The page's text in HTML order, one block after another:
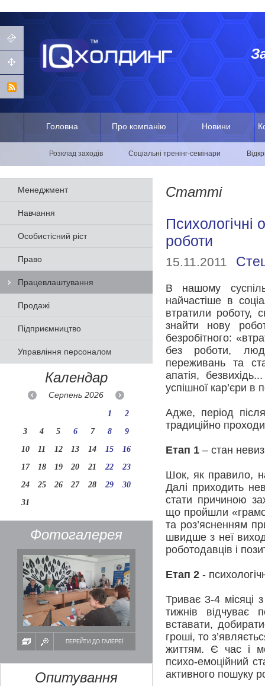
Головна Про компанію Новини
Розклад заходів Соціальні тренінг-семінари
Менеджмент
Навчання
Особистісний ріст
Право
Працевлаштування
Продажі
Підприємництво
Управління персоналом
Календар
Серпень2026
1
2
3
4 5 6 7 8
9
10
11 12 13 14 15
16
17
18 19 20 21 22
23
24
25 26 27 28 29
30
31
Фотогалерея
ПЕРЕЙТИ ДО ГАЛЕРЕЇ
Опитування
Статті
Психологічні
роботи
15.11.2011
В нашому
найчастіше в
втратили роботу,
знайти нову
безробітного:
без роботи,
переживань та
апатія,
успішної кар’єри в
Адже, період
традиційно
Етап 1– стан
Шок, як правило,
Далі приходить
стати причиною
що пройшли
та роз’ясненням
швидше з неї
роботодавців і
Етап 2 -
Триває 3-4 місяці
тижнів відчуває
вставати,
гроші, то
життям. Є час і
психо-емоційний
активного пошуку